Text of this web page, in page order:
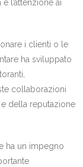
l’attenzione ai
i clienti o le
ha sviluppato
collaborazioni
della reputazione
ha un impegno